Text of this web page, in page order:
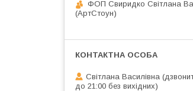
ФОП Свиридко Світлана
(АртСтоун)
Світлана Василівна
до 21:00 без вихідних)